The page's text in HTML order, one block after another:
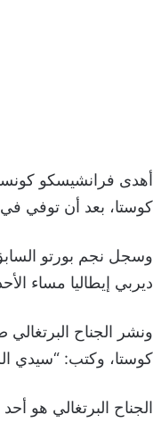
أهدى فرانشيسكو
كوستا، بعد أن توفي في يوم 15 فبراير عن عمر
وسجل نجم بورتو
ديربي إيطاليا مساء
ونشر الجناح البرتغالي
كوستا، وكتب: “سيدي
الجناح البرتغالي هو